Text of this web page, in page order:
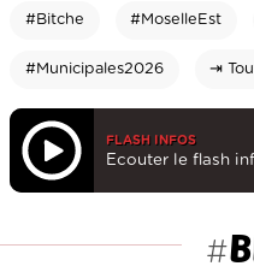
#Bitche #MoselleEst
#Municipales2026 ⇥
FLASH INFOS
Ecouter le flash
#